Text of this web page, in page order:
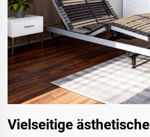
Vielseitige ästhetische